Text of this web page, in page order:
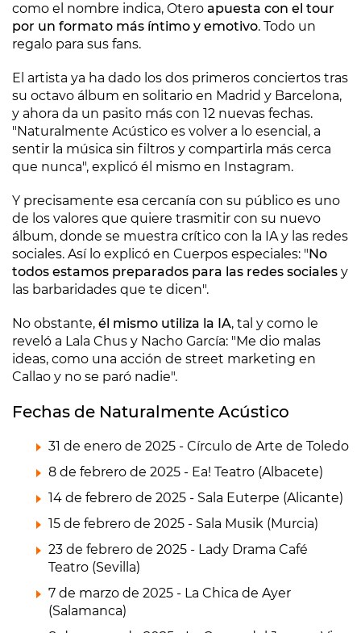
como el nombre indica, Otero apuesta con el tour
por un formato más íntimo y emotivo. Todo un
regalo para sus fans.
El artista ya ha dado los dos primeros conciertos tras
su octavo álbum en solitario en Madrid y Barcelona,
y ahora da un pasito más con 12 nuevas fechas.
"Naturalmente Acústico es volver a lo esencial, a
sentir la música sin filtros y compartirla más cerca
que nunca", explicó él mismo en Instagram.
Y precisamente esa cercanía con su público es uno
de los valores que quiere trasmitir con su nuevo
álbum, donde se muestra crítico con la IA y las redes
sociales. Así lo explicó en Cuerpos especiales: "No
todos estamos preparados para las redes sociales y
las barbaridades que te dicen".
No obstante, él mismo utiliza la IA, tal y como le
reveló a Lala Chus y Nacho García: "Me dio malas
ideas, como una acción de street marketing en
Callao y no se paró nadie".
Fechas de Naturalmente Acústico
31 de enero de 2025 - Círculo de Arte de Toledo
8 de febrero de 2025 - Ea! Teatro (Albacete)
14 de febrero de 2025 - Sala Euterpe (Alicante)
15 de febrero de 2025 - Sala Musik (Murcia)
23 de febrero de 2025 - Lady Drama Café
Teatro (Sevilla)
7 de marzo de 2025 - La Chica de Ayer
(Salamanca)